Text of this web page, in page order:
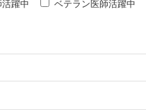
躍中 ベテラン医師活躍中